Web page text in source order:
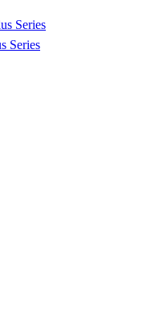
Series
Series